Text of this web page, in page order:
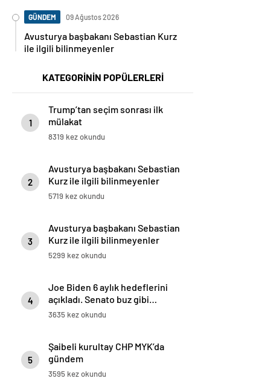
GÜNDEM 09 Ağustos 2026
Avusturya başbakanı Sebastian Kurz
ile ilgili bilinmeyenler
KATEGORİNİN POPÜLERLERİ
1
Trump’tan seçim sonrası ilk
mülakat
8319 kez okundu
2
Avusturya başbakanı Sebastian
Kurz ile ilgili bilinmeyenler
5719 kez okundu
3
Avusturya başbakanı Sebastian
Kurz ile ilgili bilinmeyenler
5299 kez okundu
4
Joe Biden 6 aylık hedeflerini
açıkladı. Senato buz gibi…
3635 kez okundu
5
Şaibeli kurultay CHP MYK’da
gündem
3595 kez okundu